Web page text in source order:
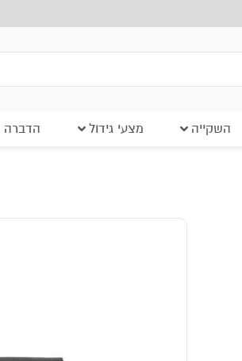
השקייה מצעי גידול הדברה